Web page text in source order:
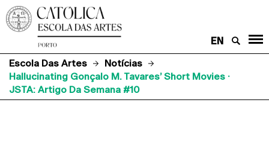
EN
Escola Das Artes
Notícias
Hallucinating Gonçalo M. Tavares’ Short Movies ·
JSTA: Artigo Da Semana #10